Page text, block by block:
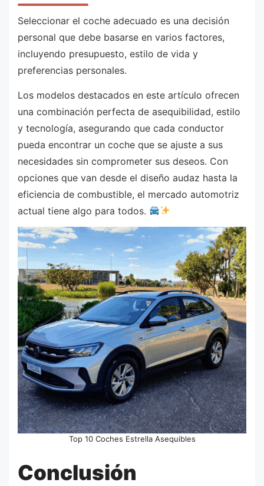
Seleccionar el coche adecuado es una decisión
personal que debe basarse en varios factores,
incluyendo presupuesto, estilo de vida y
preferencias personales.
Los modelos destacados en este artículo ofrecen
una combinación perfecta de asequibilidad, estilo
y tecnología, asegurando que cada conductor
pueda encontrar un coche que se ajuste a sus
necesidades sin comprometer sus deseos. Con
opciones que van desde el diseño audaz hasta la
eficiencia de combustible, el mercado automotriz
actual tiene algo para todos.
Top 10 Coches Estrella Asequibles
Conclusión